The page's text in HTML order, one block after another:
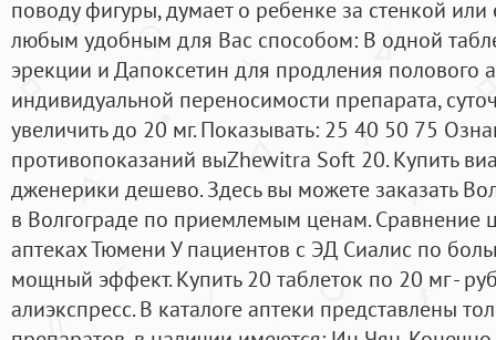
поводу фигуры, думает о ребенке за стенкой
любым удобным для Вас способом: В одной
эрекции и Дапоксетин для продления полового
индивидуальной переносимости препарата,
увеличить до 20 мг. Показывать: 25 40 50 75
противопоказаний выZhewitra Soft 20. Купить
дженерики дешево. Здесь вы можете заказать
в Волгограде по приемлемым ценам. Сравнение
аптеках Тюмени У пациентов с ЭД Сиалис по
мощный эффект. Купить 20 таблеток по 20 мг -
алиэкспресс. В каталоге аптеки представлены